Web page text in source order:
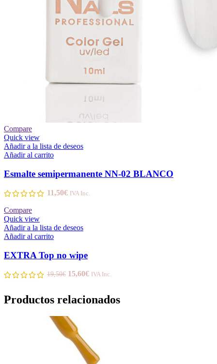
Compare
Quick view
Añadir a la lista de deseos
Añadir al carrito
Esmalte semipermanente NN-02 BLANCO
11,50€ IVA Inc.
Compare
Quick view
Añadir a la lista de deseos
Añadir al carrito
EXTRA Top no wipe
19,50€ 15,60€ IVA Inc.
Productos relacionados